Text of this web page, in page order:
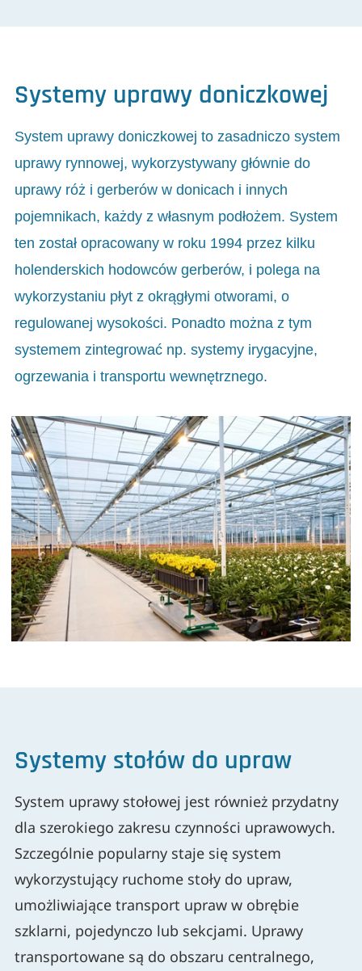
Systemy uprawy doniczkowej
System uprawy doniczkowej to zasadniczo system
uprawy rynnowej, wykorzystywany głównie do
uprawy róż i gerberów w donicach i innych
pojemnikach, każdy z własnym podłożem. System
ten został opracowany w roku 1994 przez kilku
holenderskich hodowców gerberów, i polega na
wykorzystaniu płyt z okrągłymi otworami, o
regulowanej wysokości. Ponadto można z tym
systemem zintegrować np. systemy irygacyjne,
ogrzewania i transportu wewnętrznego.
Systemy stołów do upraw
System uprawy stołowej jest również przydatny
dla szerokiego zakresu czynności uprawowych.
Szczególnie popularny staje się system
wykorzystujący ruchome stoły do upraw,
umożliwiające transport upraw w obrębie
szklarni, pojedynczo lub sekcjami. Uprawy
transportowane są do obszaru centralnego,